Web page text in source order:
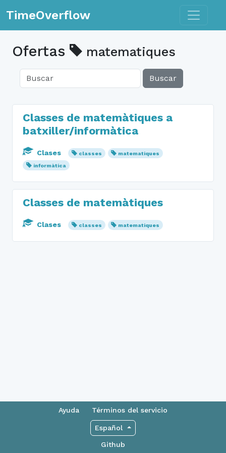
TimeOverflow Toggle
Ofertas matematiques
Buscar
Classes de matemàtiques a
batxiller/informàtica
Clases classes
matematiques
informàtica
Classes de matemàtiques
Clases classes matematiques
Ayuda Términos del servicio
Español
Github